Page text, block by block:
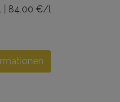
| 84,00 €/l